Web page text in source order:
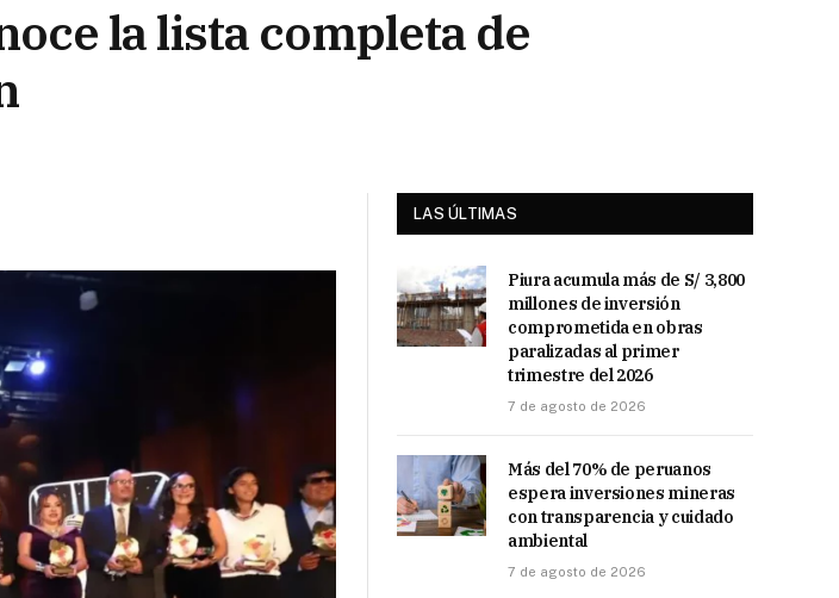
la lista completa de
LAS ÚLTIMAS
Piura acumula más de S/ 3,800
millones de inversión
comprometida en obras
paralizadas al primer
trimestre del 2026
7 de agosto de 2026
Más del 70% de peruanos
espera inversiones mineras
con transparencia y cuidado
ambiental
7 de agosto de 2026